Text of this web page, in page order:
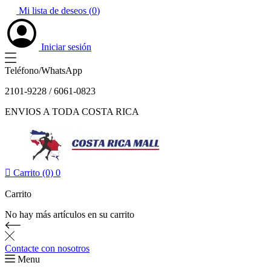
Mi lista de deseos (0)
Iniciar sesión
Teléfono/WhatsApp
2101-9228 / 6061-0823
ENVIOS A TODA COSTA RICA
 Carrito (0) 0
Carrito
No hay más artículos en su carrito
Contacte con nosotros
Menu